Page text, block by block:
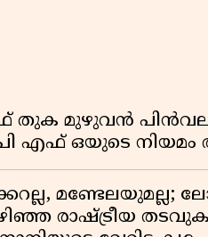
തുക മുഴുവൻ
എഫ് ഒയുടെ നിയമം
മണ്ടേലയുമല്ല;
രാഷ്ട്രീയ